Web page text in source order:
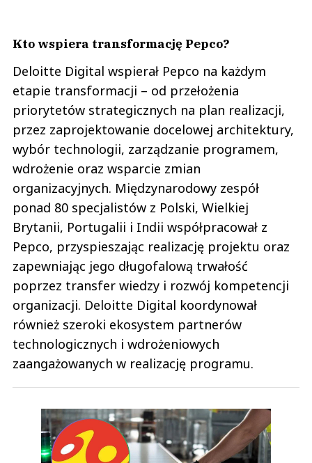
Kto wspiera transformację Pepco?
Deloitte Digital wspierał Pepco na każdym
etapie transformacji – od przełożenia
priorytetów strategicznych na plan realizacji,
przez zaprojektowanie docelowej architektury,
wybór technologii, zarządzanie programem,
wdrożenie oraz wsparcie zmian
organizacyjnych. Międzynarodowy zespół
ponad 80 specjalistów z Polski, Wielkiej
Brytanii, Portugalii i Indii współpracował z
Pepco, przyspieszając realizację projektu oraz
zapewniając jego długofalową trwałość
poprzez transfer wiedzy i rozwój kompetencji
organizacji. Deloitte Digital koordynował
również szeroki ekosystem partnerów
technologicznych i wdrożeniowych
zaangażowanych w realizację programu.